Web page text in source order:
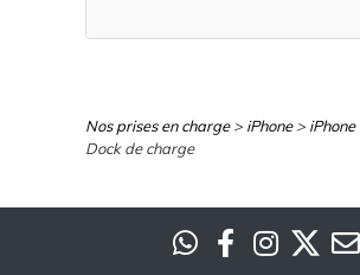
Nos prises en charge> iPhone>
Dock de charge